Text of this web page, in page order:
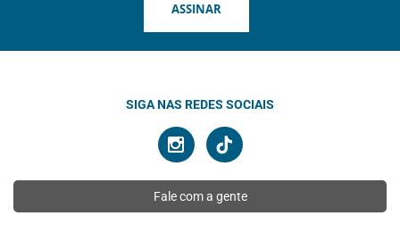
ASSINAR
SIGA NAS REDES SOCIAIS
Fale com a gente